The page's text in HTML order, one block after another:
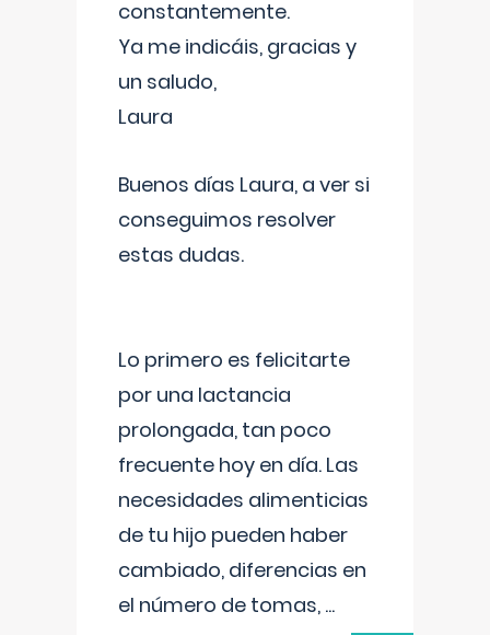
constantemente.
Ya me indicáis, gracias y
un saludo,
Laura
Buenos días Laura, a ver si
conseguimos resolver
estas dudas.
Lo primero es felicitarte
por una lactancia
prolongada, tan poco
frecuente hoy en día. Las
necesidades alimenticias
de tu hijo pueden haber
cambiado, diferencias en
el número de tomas, ...